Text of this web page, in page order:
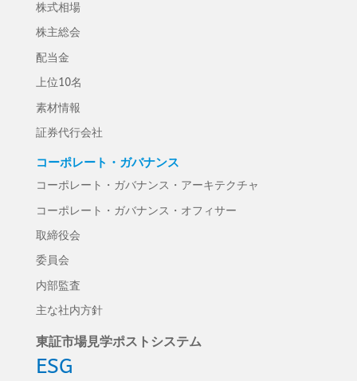
株式相場
株主総会
配当金
上位10名
素材情報
証券代行会社
コーポレート・ガバナンス
コーポレート・ガバナンス・アーキテクチャ
コーポレート・ガバナンス・オフィサー
取締役会
委員会
内部監査
主な社内方針
東証市場見学ポストシステム
ESG